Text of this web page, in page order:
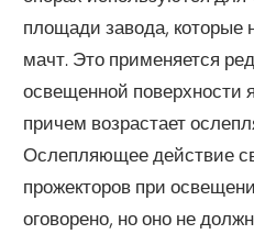
площади завода, которые
мачт. Это применяется
освещенной поверхности
причем возрастает
Ослепляющее действие
прожекторов при
оговорено, но оно не